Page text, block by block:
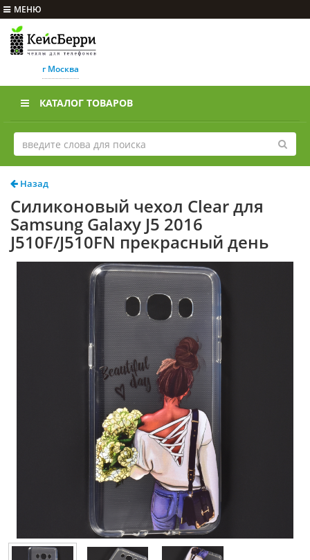
МЕНЮ
г Москва
КАТАЛОГ ТОВАРОВ
Назад
Силиконовый чехол Clear для
Samsung Galaxy J5 2016
J510F/J510FN прекрасный день